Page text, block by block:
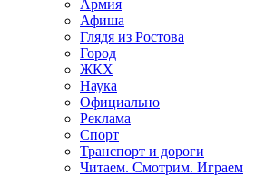
Армия
Афиша
Глядя из Ростова
Город
ЖКХ
Наука
Официально
Реклама
Спорт
Транспорт и дороги
Читаем. Смотрим. Играем